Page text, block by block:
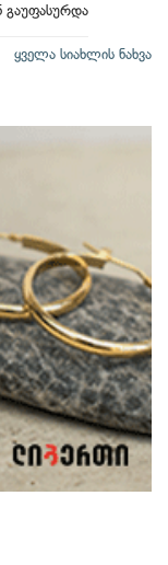
ყველა სიახლის ნახვა